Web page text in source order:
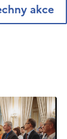
akce